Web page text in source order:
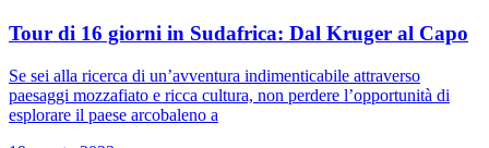
Tour di 16 giorni in Sudafrica: Dal Kruger al Capo
Se sei alla ricerca di un’avventura indimenticabile attraverso
paesaggi mozzafiato e ricca cultura, non perdere l’opportunità di
esplorare il paese arcobaleno a